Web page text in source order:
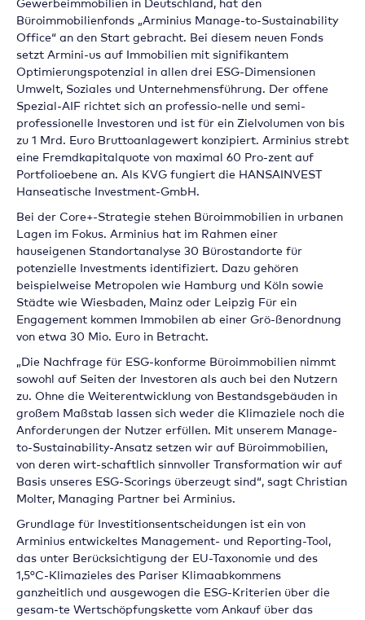
Gewerbeimmobilien in Deutschland, hat den
Büroimmobilienfonds „Arminius Manage-to-Sustainability
Office“ an den Start gebracht. Bei diesem neuen Fonds
setzt Armini-us auf Immobilien mit signifikantem
Optimierungspotenzial in allen drei ESG-Dimensionen
Umwelt, Soziales und Unternehmensführung. Der offene
Spezial-AIF richtet sich an professio-nelle und semi-
professionelle Investoren und ist für ein Zielvolumen von bis
zu 1 Mrd. Euro Bruttoanlagewert konzipiert. Arminius strebt
eine Fremdkapitalquote von maximal 60 Pro-zent auf
Portfolioebene an. Als KVG fungiert die HANSAINVEST
Hanseatische Investment-GmbH.
Bei der Core+-Strategie stehen Büroimmobilien in urbanen
Lagen im Fokus. Arminius hat im Rahmen einer
hauseigenen Standortanalyse 30 Bürostandorte für
potenzielle Investments identifiziert. Dazu gehören
beispielweise Metropolen wie Hamburg und Köln sowie
Städte wie Wiesbaden, Mainz oder Leipzig Für ein
Engagement kommen Immobilen ab einer Grö-ßenordnung
von etwa 30 Mio. Euro in Betracht.
„Die Nachfrage für ESG-konforme Büroimmobilien nimmt
sowohl auf Seiten der Investoren als auch bei den Nutzern
zu. Ohne die Weiterentwicklung von Bestandsgebäuden in
großem Maßstab lassen sich weder die Klimaziele noch die
Anforderungen der Nutzer erfüllen. Mit unserem Manage-
to-Sustainability-Ansatz setzen wir auf Büroimmobilien,
von deren wirt-schaftlich sinnvoller Transformation wir auf
Basis unseres ESG-Scorings überzeugt sind“, sagt Christian
Molter, Managing Partner bei Arminius.
Grundlage für Investitionsentscheidungen ist ein von
Arminius entwickeltes Management- und Reporting-Tool,
das unter Berücksichtigung der EU-Taxonomie und des
1,5°C-Klimazieles des Pariser Klimaabkommens
ganzheitlich und ausgewogen die ESG-Kriterien über die
gesam-te Wertschöpfungskette vom Ankauf über das